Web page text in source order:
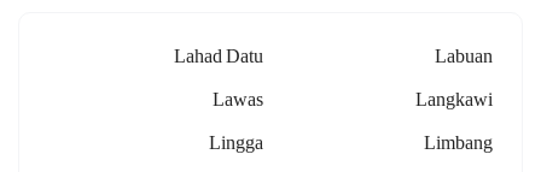
Labuan
Lahad Datu
Langkawi
Lawas
Limbang
Lingga